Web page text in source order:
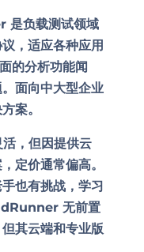
负载测试领域
，适应各种应用
的分析功能闻
面向中大型企业
案。
，但因提供云
定价通常偏高。
也有挑战，学习
无前置
其云端和专业版